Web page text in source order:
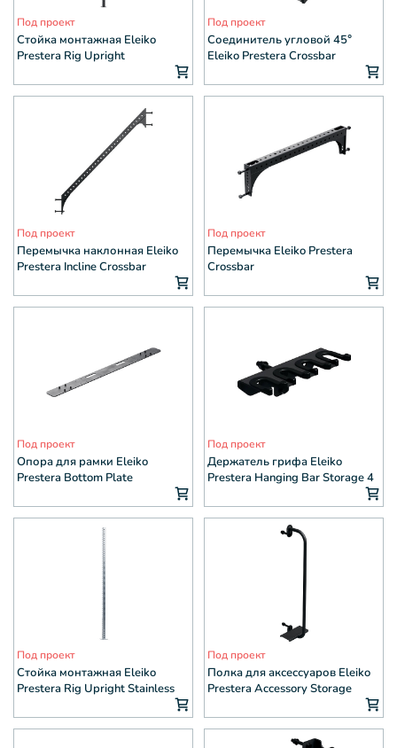
Под проект
Стойка монтажная Eleiko
Prestera Rig Upright
Под проект
Соединитель угловой 45°
Eleiko Prestera Crossbar
Под проект
Перемычка наклонная Eleiko
Prestera Incline Crossbar
Под проект
Перемычка Eleiko Prestera
Crossbar
Под проект
Опора для рамки Eleiko
Prestera Bottom Plate
Под проект
Держатель грифа Eleiko
Prestera Hanging Bar Storage 4
Под проект
Стойка монтажная Eleiko
Prestera Rig Upright Stainless
Под проект
Полка для аксессуаров Eleiko
Prestera Accessory Storage